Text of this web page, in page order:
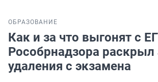
ОБРАЗОВАНИЕ
Как и за что выгонят с
Рособрнадзора раскрыл
удаления с экзамена